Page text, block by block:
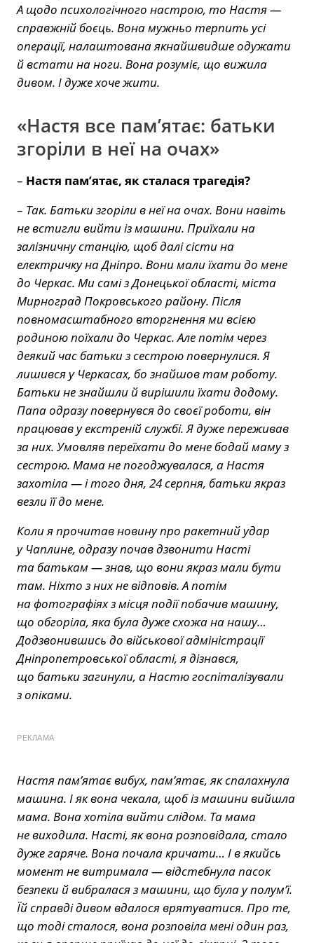
А щодо психологічного настрою, то Настя —
справжній боєць. Вона мужньо терпить усі
операції, налаштована якнайшвидше одужати
й встати на ноги. Вона розуміє, що вижила
дивом. І дуже хоче жити.
«Настя все пам’ятає: батьки
згоріли в неї на очах»
– Настя пам’ятає, як сталася трагедія?
– Так. Батьки згоріли в неї на очах. Вони навіть
не встигли вийти із машини. Приїхали на
залізничну станцію, щоб далі сісти на
електричку на Дніпро. Вони мали їхати до мене
до Черкас. Ми самі з Донецької області, міста
Мирноград Покровського району. Після
повномасштабного вторгнення ми всією
родиною поїхали до Черкас. Але потім через
деякий час батьки з сестрою повернулися. Я
лишився у Черкасах, бо знайшов там роботу.
Батьки не знайшли й вирішили їхати додому.
Папа одразу повернувся до своєї роботи, він
працював у екстреній службі. Я дуже переживав
за них. Умовляв переїхати до мене бодай маму з
сестрою. Мама не погоджувалася, а Настя
захотіла — і того дня, 24 серпня, батьки якраз
везли її до мене.
Коли я прочитав новину про ракетний удар
у Чаплине, одразу почав дзвонити Насті
та батькам — знав, що вони якраз мали бути
там. Ніхто з них не відповів. А потім
на фотографіях з місця події побачив машину,
що обгоріла, яка була дуже схожа на нашу…
Додзвонившись до військової адміністрації
Дніпропетровської області, я дізнався,
що батьки загинули, а Настю госпіталізували
з опіками.
РЕКЛАМА
Настя пам’ятає вибух, пам’ятає, як спалахнула
машина. І як вона чекала, щоб із машини вийшла
мама. Вона хотіла вийти слідом. Та мама
не виходила. Насті, як вона розповідала, стало
дуже гаряче. Вона почала кричати… І в якийсь
момент не витримала — відстебнула пасок
безпеки й вибралася з машини, що була у полум’ї.
Їй справді дивом вдалося врятуватися. Про те,
що тоді сталося, вона розповіла мені один раз,